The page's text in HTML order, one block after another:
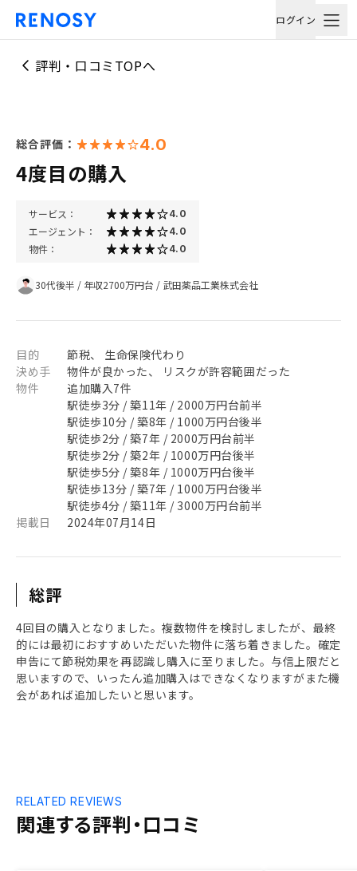
ログイン
評判・口コミTOPへ
総合評価： 4.0
4度目の購入
サービス： 4.0
エージェント： 4.0
物件： 4.0
30代後半 / 年収2700万円台 / 武田薬品工業株式会社
目的
節税、 生命保険代わり
決め手
物件が良かった、 リスクが許容範囲だった
物件
追加購入7件
駅徒歩3分 / 築11年 / 2000万円台前半
駅徒歩10分 / 築8年 / 1000万円台後半
駅徒歩2分 / 築7年 / 2000万円台前半
駅徒歩2分 / 築2年 / 1000万円台後半
駅徒歩5分 / 築8年 / 1000万円台後半
駅徒歩13分 / 築7年 / 1000万円台後半
駅徒歩4分 / 築11年 / 3000万円台前半
掲載日
2024年07月14日
総評
4回目の購入となりました。複数物件を検討しましたが、最終
的には最初におすすめいただいた物件に落ち着きました。確定
申告にて節税効果を再認識し購入に至りました。与信上限だと
思いますので、いったん追加購入はできなくなりますがまた機
会があれば追加したいと思います。
関連する評判・口コミ
RELATED REVIEWS